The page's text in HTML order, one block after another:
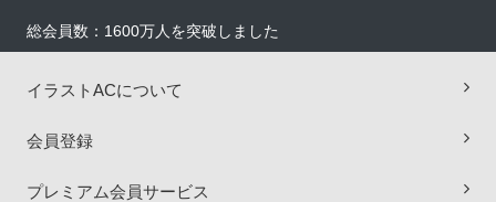
総会員数：1600万人を突破しました
イラストACについて
会員登録
プレミアム会員サービス